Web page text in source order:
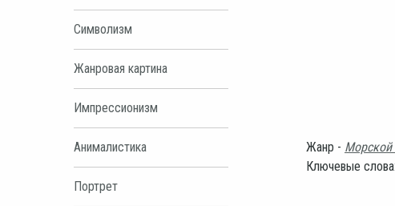
Символизм
Жанровая картина
Импрессионизм
Анималистика
Портрет
Жанр -
Ключевые слова: